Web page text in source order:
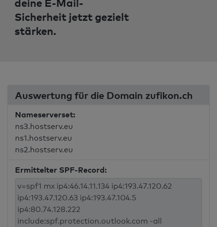
Sicherheit jetzt gezielt
stärken.
Auswertung für die Domain zufikon.ch
Nameserverset:
ns3.hostserv.eu
ns1.hostserv.eu
ns2.hostserv.eu
Ermittelter SPF-Record: